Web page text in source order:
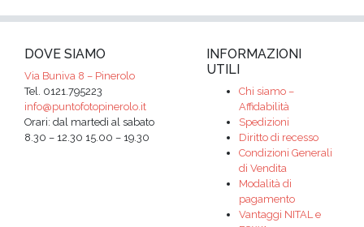
DOVE SIAMO
Via Buniva 8 – Pinerolo
Tel. 0121.795223
info@puntofotopinerolo.it
Orari: dal martedì al sabato
8.30 – 12.30 15.00 – 19.30
INFORMAZIONI
UTILI
Chi siamo –
Affidabilità
Spedizioni
Diritto di recesso
Condizioni Generali
di Vendita
Modalità di
pagamento
Vantaggi NITAL e